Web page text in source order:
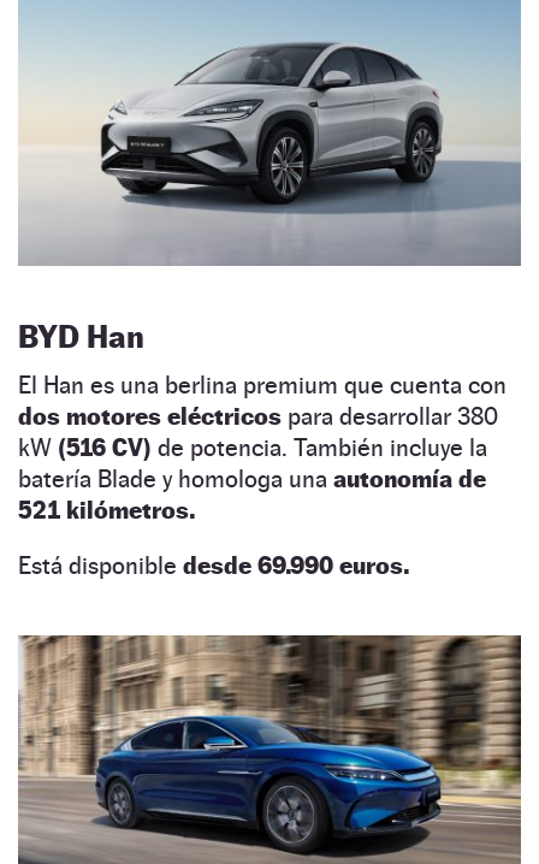
BYD Han
El Han es una berlina premium que cuenta con
dos motores eléctricos para desarrollar 380
kW (516 CV) de potencia. También incluye la
batería Blade y homologa una autonomía de
521 kilómetros.
Está disponible desde 69.990 euros.